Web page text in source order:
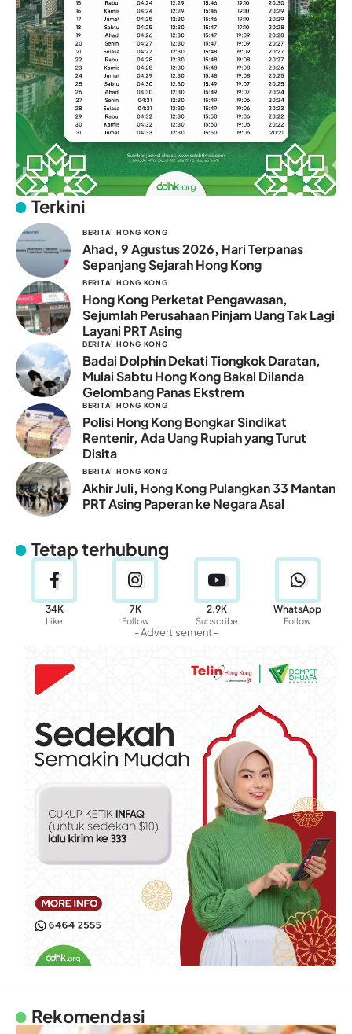
Terkini
BERITA HONG KONG
Ahad, 9 Agustus 2026, Hari Terpanas
Sepanjang Sejarah Hong Kong
BERITA HONG KONG
Hong Kong Perketat Pengawasan,
Sejumlah Perusahaan Pinjam Uang Tak Lagi
Layani PRT Asing
BERITA HONG KONG
Badai Dolphin Dekati Tiongkok Daratan,
Mulai Sabtu Hong Kong Bakal Dilanda
Gelombang Panas Ekstrem
BERITA HONG KONG
Polisi Hong Kong Bongkar Sindikat
Rentenir, Ada Uang Rupiah yang Turut
Disita
BERITA HONG KONG
Akhir Juli, Hong Kong Pulangkan 33 Mantan
PRT Asing Paperan ke Negara Asal
Tetap terhubung
34K
Like
7K
Follow
2.9K
Subscribe
WhatsApp
Follow
- Advertisement -
Rekomendasi